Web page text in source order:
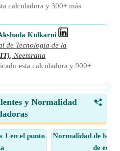
calculadora y 300+ más
Kulkarni
de Tecnología de la
Neemrana
esta calculadora y 900+
<
y Normalidad
1 en el punto
Normalidad de la
de